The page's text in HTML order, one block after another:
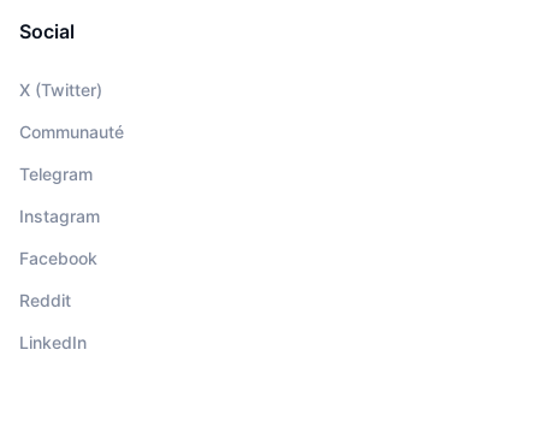
Social
X (Twitter)
Communauté
Telegram
Instagram
Facebook
Reddit
LinkedIn